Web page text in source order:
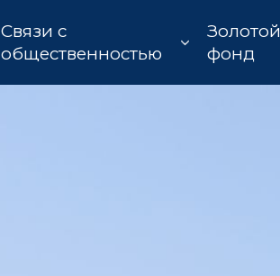
Связи с
общественностью
Золотой
фонд